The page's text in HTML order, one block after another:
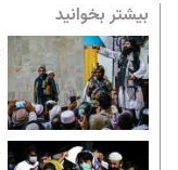
بیشتر بخوانید